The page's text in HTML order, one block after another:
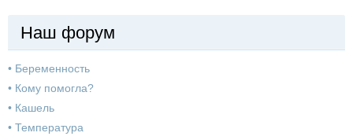
Наш форум
• Беременность
• Кому помогла?
• Кашель
• Температура